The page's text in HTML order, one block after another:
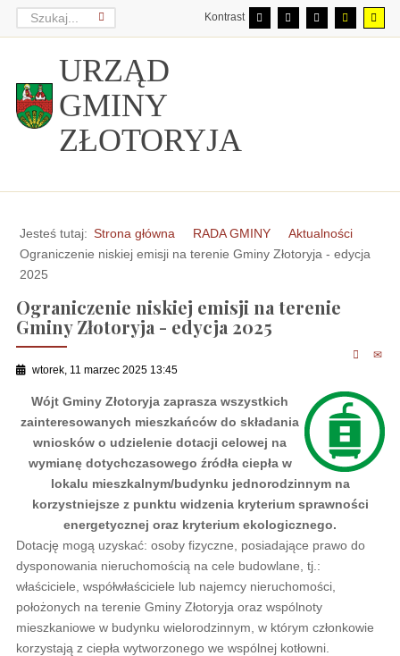
Kontrast
URZĄD
GMINY
ZŁOTORYJA
Jesteś tutaj: Strona główna RADA GMINY
Aktualności
Ograniczenie niskiej emisji na terenie Gminy Złotoryja - edycja
2025
Ograniczenie niskiej emisji na terenie
Gminy Złotoryja - edycja 2025
wtorek, 11 marzec 2025 13:45
Wójt Gminy Złotoryja zaprasza wszystkich
zainteresowanych mieszkańców do składania
wniosków o udzielenie dotacji celowej na
wymianę dotychczasowego źródła ciepła w
lokalu mieszkalnym/budynku jednorodzinnym na
korzystniejsze z punktu widzenia kryterium sprawności
energetycznej oraz kryterium ekologicznego.
Dotację mogą uzyskać: osoby fizyczne, posiadające prawo do
dysponowania nieruchomością na cele budowlane, tj.:
właściciele, współwłaściciele lub najemcy nieruchomości,
położonych na terenie Gminy Złotoryja oraz wspólnoty
mieszkaniowe w budynku wielorodzinnym, w którym członkowie
korzystają z ciepła wytworzonego we wspólnej kotłowni.